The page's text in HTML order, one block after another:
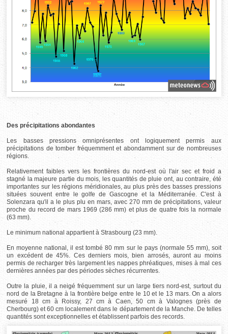
Des précipitations abondantes
Les basses pressions omniprésentes ont logiquement permis aux
précipitations de tomber fréquemment et abondamment sur de nombreuses
régions.
Relativement faibles vers les frontières du nord-est où l'air sec et froid a
stagné la majeure partie du mois, les quantités de pluie ont, au contraire, été
importantes sur les régions méridionales, au plus près des basses pressions
situées souvent entre le golfe de Gascogne et la Méditerranée. C'est à
Solenzara qu'il a le plus plu en mars, avec 270 mm de précipitations, valeur
proche du record de mars 1969 (286 mm) et plus de quatre fois la normale
(63 mm).
Le minimum national appartient à Strasbourg (23 mm).
En moyenne national, il est tombé 80 mm sur le pays (normale 55 mm), soit
un excédent de 45%. Ces derniers mois, bien arrosés, auront au moins
permis de recharger très largement les nappes phréatiques, mises à mal ces
dernières années par des périodes sèches récurrentes.
Outre la pluie, il a neigé fréquemment sur un large tiers nord-est, surtout du
nord de la Bretagne à la frontière belge entre le 10 et le 13 mars. On a alors
mesuré 18 cm à Roissy, 27 cm à Caen, 50 cm à Valognes (près de
Cherbourg) et 60 cm localement dans le département de la Manche. De telles
quantités sont exceptionnelles et établissent parfois des records.